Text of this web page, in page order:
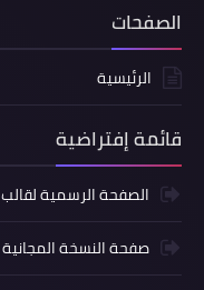
الصفحات
الرئيسية
قائمة إفتراضية
الصفحة الرسمية لقالب Squeeze
صفحة النسخة المجانية